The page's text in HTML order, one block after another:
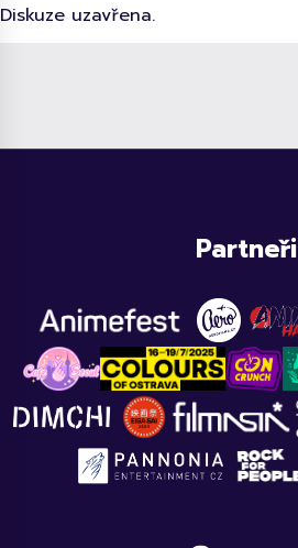
Diskuze uzavřena.
Partneři